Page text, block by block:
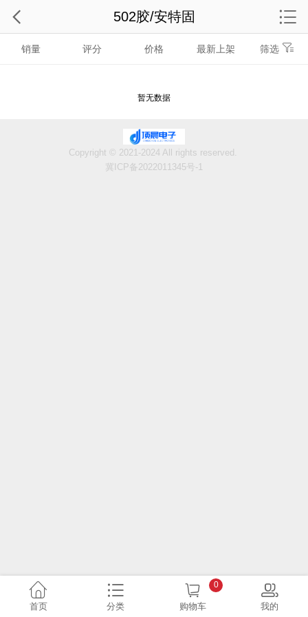
销量 评分 价格 最新上架 筛选
暂无数据
502胶/安特固
Copyright © 2021-2024 All rights reserved.
冀ICP备2022011345号-1
首页 分类 购物车
0
我的